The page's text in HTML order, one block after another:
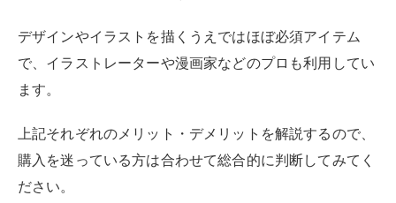
板タブレットは、板状になったデバイスの上にペンを走
らせることで、パソコン内のコンテンツに手書きができ
る機器です。
接続は主にUSBで行い、パソコン画面を見ながら操作す
るのでマウスと同じような操作感になります。